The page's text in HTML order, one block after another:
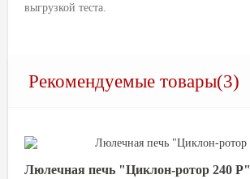
выгрузкой теста.
Рекомендуемые товары(3)
Люлечная печь "Циклон-ротор 240 Р"